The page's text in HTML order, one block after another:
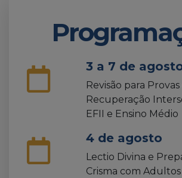
3 a 7 de
Revisão para
Recuperação
EFII e Ensino Médio
4 de agosto
Lectio Divina e
Crisma com Adultos